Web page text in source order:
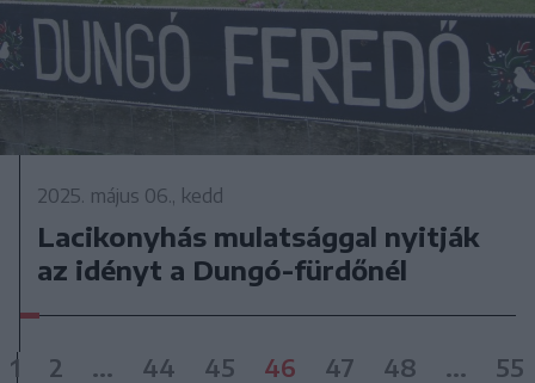
2025. május 06., kedd
Lacikonyhás mulatsággal nyitják
az idényt a Dungó-fürdőnél
1 2 ... 44 45 46 47 48 ... 55